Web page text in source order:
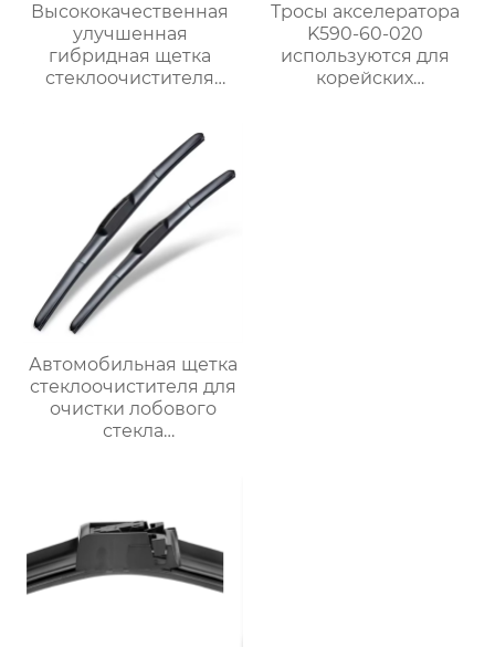
Высококачественная
улучшенная
гибридная щетка
стеклоочистителя
лобового стекла
Тросы акселератора
K590-60-020
используются для
корейских
Автомобильная щетка
стеклоочистителя для
очистки лобового
стекла
стеклоочистителей